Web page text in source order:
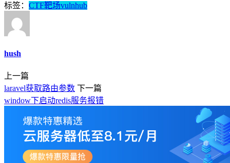
标签： CTF靶场vulnhub
hush
上一篇
laravel获取路由参数 下一篇
window下启动redis服务报错